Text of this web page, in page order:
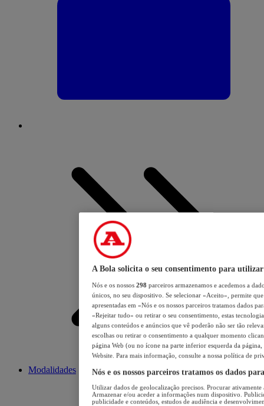
Modalidades
A Bola solicita o seu consentimento para utilizar
Nós e os nossos 298 parceiros armazenamos e acedemos a
únicos, no seu dispositivo. Se selecionar «Aceito», permite
apresentadas em «Nós e os nossos parceiros tratamos dados
«Rejeitar tudo» ou retirar o seu consentimento, estas
alguns conteúdos e anúncios que vê poderão não ser tão
escolhas ou retirar o consentimento a qualquer momento
página Web (ou no ícone na parte inferior esquerda da página,
Website. Para mais informação, consulte a nossa política de
Nós e os nossos parceiros tratamos os dados
Utilizar dados de geolocalização precisos. Procurar
Armazenar e/ou aceder a informações num dispositivo.
publicidade e conteúdos, estudos de audiência e